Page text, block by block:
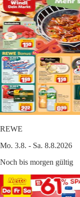
REWE
Mo. 3.8. - Sa. 8.8.2026
Noch bis morgen gültig